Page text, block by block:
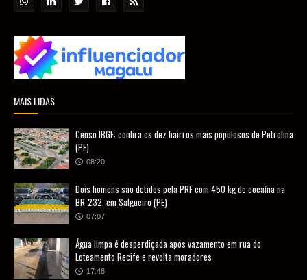
MAIS LIDAS
Censo IBGE: confira os dez bairros mais populosos de Petrolina
(PE)
08:20
Dois homens são detidos pela PRF com 450 kg de cocaína na
BR-232, em Salgueiro (PE)
07:07
Água limpa é desperdiçada após vazamento em rua do
Loteamento Recife e revolta moradores
17:48